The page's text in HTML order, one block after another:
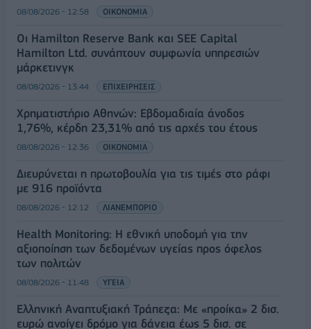
08/08/2026 - 12:58 ΟΙΚΟΝΟΜΙΑ
Οι Hamilton Reserve Bank και SEE Capital
Hamilton Ltd. συνάπτουν συμφωνία υπηρεσιών
μάρκετινγκ
08/08/2026 - 13:44 ΕΠΙΧΕΙΡΗΣΕΙΣ
Χρηματιστήριο Αθηνών: Εβδομαδιαία άνοδος
1,76%, κέρδη 23,31% από τις αρχές του έτους
08/08/2026 - 12:36 ΟΙΚΟΝΟΜΙΑ
Διευρύνεται η πρωτοβουλία για τις τιμές στο ράφι
με 916 προϊόντα
08/08/2026 - 12:12 ΛΙΑΝΕΜΠΟΡΙΟ
Health Monitoring: Η εθνική υποδομή για την
αξιοποίηση των δεδομένων υγείας προς όφελος
των πολιτών
08/08/2026 - 11:48 ΥΓΕΙΑ
Ελληνική Αναπτυξιακή Τράπεζα: Με «προίκα» 2 δισ.
ευρώ ανοίγει δρόμο για δάνεια έως 5 δισ. σε